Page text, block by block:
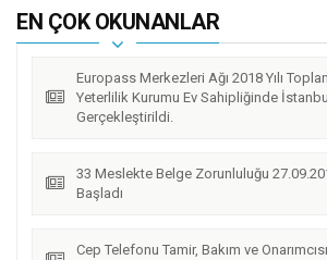
EN ÇOK OKUNANLAR
Europass Merkezleri Ağı 2018 Yılı
Yeterlilik Kurumu Ev Sahipliğinde
Gerçekleştirildi.
33 Meslekte Belge Zorunluluğu
Başladı
Cep Telefonu Tamir, Bakım ve